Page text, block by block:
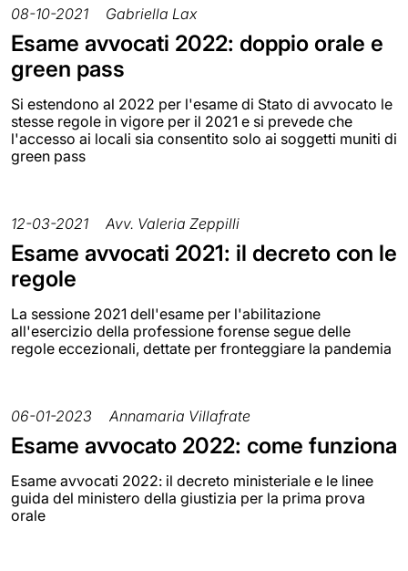
08-10-2021 Gabriella Lax
Esame avvocati 2022: doppio orale e
green pass
Si estendono al 2022 per l'esame di Stato di avvocato le
stesse regole in vigore per il 2021 e si prevede che
l'accesso ai locali sia consentito solo ai soggetti muniti di
green pass
12-03-2021 Avv. Valeria Zeppilli
Esame avvocati 2021: il decreto con le
regole
La sessione 2021 dell'esame per l'abilitazione
all'esercizio della professione forense segue delle
regole eccezionali, dettate per fronteggiare la pandemia
06-01-2023 Annamaria Villafrate
Esame avvocato 2022: come funziona
Esame avvocati 2022: il decreto ministeriale e le linee
guida del ministero della giustizia per la prima prova
orale